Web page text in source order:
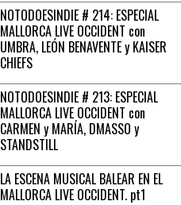
NOTODOESINDIE # 214: ESPECIAL
MALLORCA LIVE OCCIDENT con
UMBRA, LEÓN BENAVENTE y KAISER
CHIEFS
NOTODOESINDIE # 213: ESPECIAL
MALLORCA LIVE OCCIDENT con
CARMEN y MARÍA, DMASSO y
STANDSTILL
LA ESCENA MUSICAL BALEAR EN EL
MALLORCA LIVE OCCIDENT. pt1